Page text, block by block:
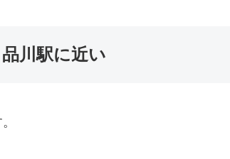
川駅に近い